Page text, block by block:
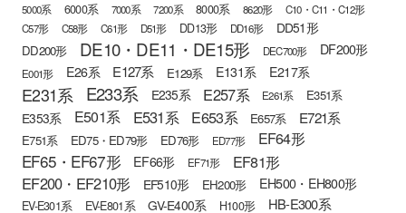
5000系 6000系 7000系 7200系 8000系 8620形
C10・C11・C12形
C57形
C58形 C61形 D51形 DD13形 DD16形 DD51形
DD200形 DE10・DE11・DE15形 DEC700形 DF200形
E001形 E26系 E127系 E129系 E131系 E217系
E231系 E233系 E235系 E257系 E261系 E351系
E353系 E501系 E531系 E653系 E657系 E721系
E751系 ED75・ED79形 ED76形 ED77形 EF64形
EF65・EF67形 EF66形 EF71形
EF81形
EF200・EF210形
EF510形 EH200形 EH500・EH800形
EV-E301系 EV-E801系 GV-E400系 H100形 HB-E300系